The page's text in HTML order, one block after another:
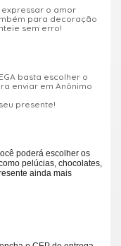
o amor
para decoração
sem erro!
basta escolher o
enviar em Anônimo
presente!
poderá escolher os
pelúcias, chocolates,
ainda mais